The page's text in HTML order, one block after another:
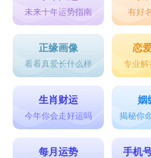
为限制女友的个人自
不起。
星座乐原创文章，转载
未来十年运势指南 有好
正缘画像
看看真爱长什么样
恋
专业解
生肖财运
今年你会走好运吗
姻
揭秘你
每月运势 手机